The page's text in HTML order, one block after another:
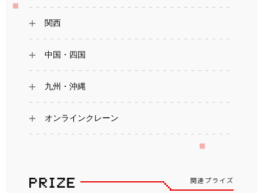
関西
中国・四国
九州・沖縄
オンラインクレーン
関連プライズ